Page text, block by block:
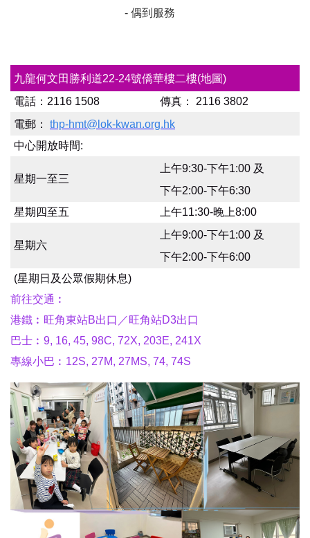
- 偶到服務
九龍何文田勝利道22-24號僑華樓二樓(地圖)
電話：2116 1508
傳真： 2116 3802
電郵： thp-hmt@lok-kwan.org.hk
中心開放時間:
星期一至三
上午9:30-下午1:00 及
下午2:00-下午6:30
星期四至五
上午11:30-晚上8:00
星期六
上午9:00-下午1:00 及
下午2:00-下午6:00
(星期日及公眾假期休息)
前往交通︰
港鐵︰旺角東站B出口／旺角站D3出口
巴士︰9, 16, 45, 98C, 72X, 203E, 241X
專線小巴︰12S, 27M, 27MS, 74, 74S